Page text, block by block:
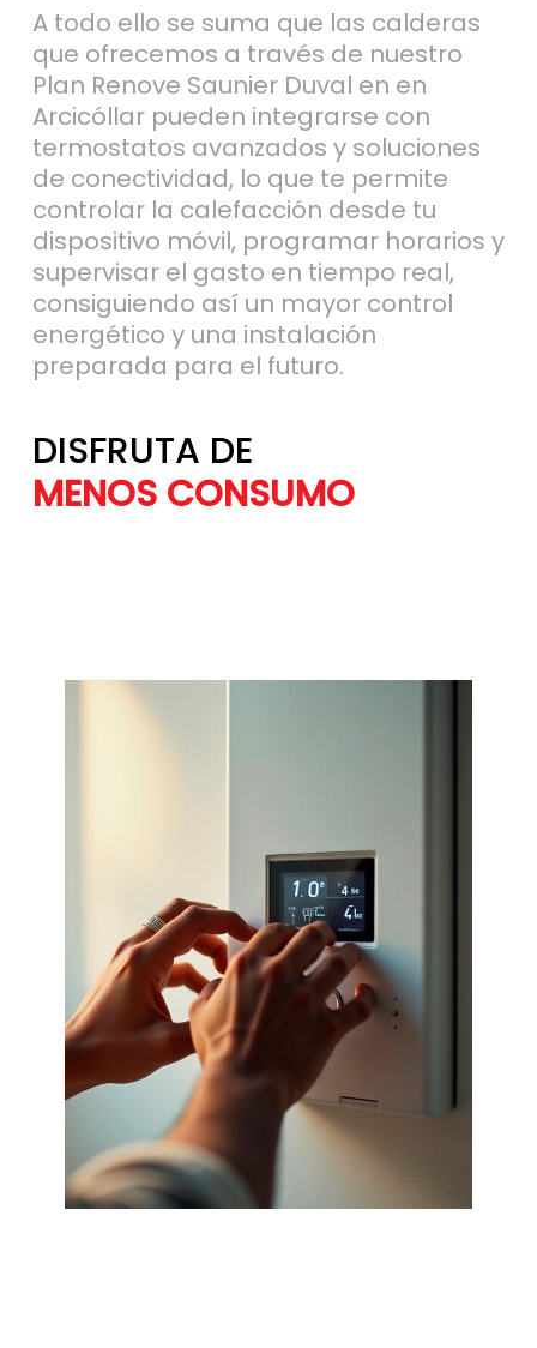
A todo ello se suma que las calderas
que ofrecemos a través de nuestro
Plan Renove Saunier Duval en en
Arcicóllar pueden integrarse con
termostatos avanzados y soluciones
de conectividad, lo que te permite
controlar la calefacción desde tu
dispositivo móvil, programar horarios y
supervisar el gasto en tiempo real,
consiguiendo así un mayor control
energético y una instalación
preparada para el futuro.
DISFRUTA DE